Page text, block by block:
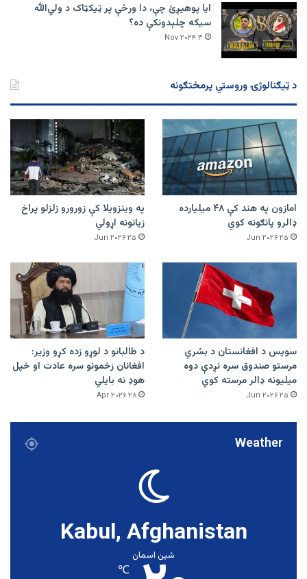
ایا پوهیږئ چې، دا ورځې پر ټيکټاک د ولي‌الله
سیکه چلېدونکې ده؟
۳ Nov ۲۰۲۴
د ټیګنالوژۍ وروستي پرمختګونه
امازون په هند کې ۴۸ میلیارده
ډالرو پانګونه کوي
۲۵ Jun ۲۰۲۶
په وینزویلا کې زورورو زلزلو پراخ
زیانونه اړولي
۲۵ Jun ۲۰۲۶
سویس د افغانستان د بشري
مرستو صندوق سره نږدې دوه
میلیونه ډالر مرسته کوي
۲۵ Jun ۲۰۲۶
د طالبانو د لوړو زده کړو وزیر:
افغانان زخمونو سره عادت او خپل
هوډ نه بایلي
۲۸ Apr ۲۰۲۶
Weather
Kabul, Afghanistan
شین اسمان
℃